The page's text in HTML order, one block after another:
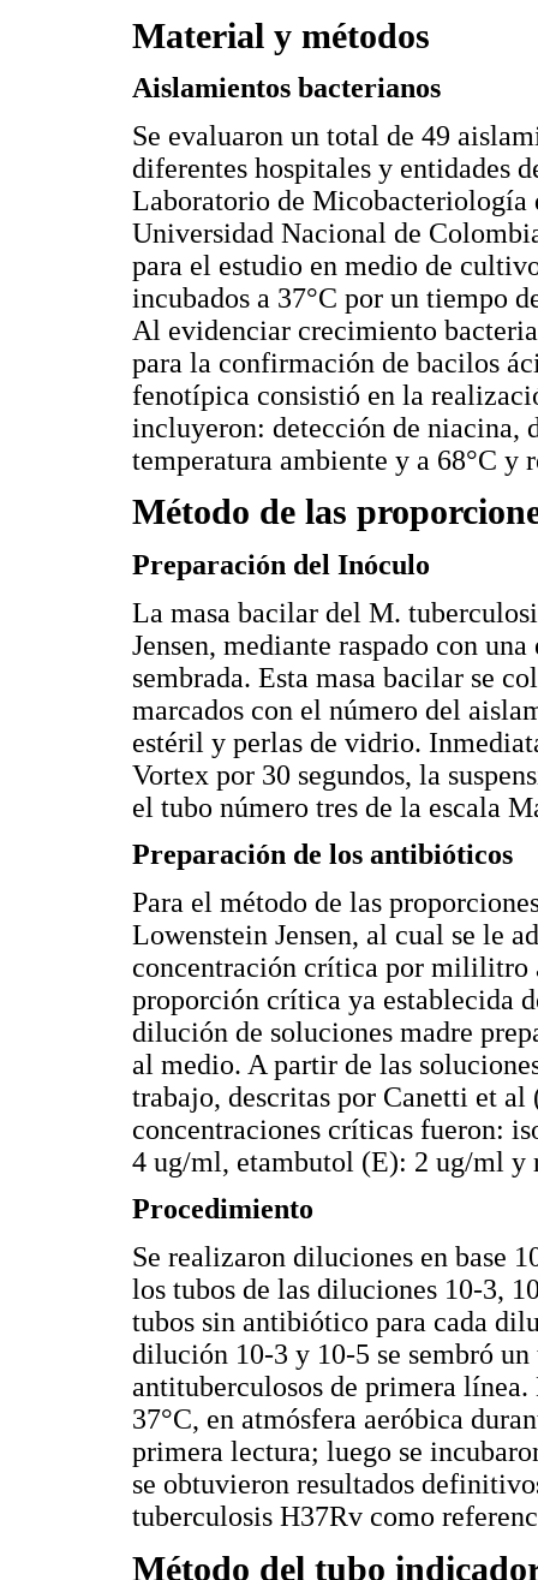
Material y métodos
Aislamientos bacterianos
Se evaluaron un total de 49
diferentes hospitales y entidades
Laboratorio de
Universidad Nacional de
para el estudio en medio de
incubados a 37°C por un tiempo
Al evidenciar crecimiento
para la confirmación de bacilos
fenotípica consistió en la
incluyeron: detección de niacina,
temperatura ambiente y a 68°C y
Método de las
Preparación del Inóculo
La masa bacilar del M.
Jensen, mediante raspado con
sembrada. Esta masa bacilar se
marcados con el número del
estéril y perlas de vidrio.
Vortex por 30 segundos, la
el tubo número tres de la escala
Preparación de los antibióticos
Para el método de las
Lowenstein Jensen, al cual se le
concentración crítica por mililitro
proporción crítica ya establecida
dilución de soluciones madre
al medio. A partir de las
trabajo, descritas por Canetti et
concentraciones críticas fueron:
4 ug/ml, etambutol (E): 2 ug/ml
Procedimiento
Se realizaron diluciones en base
los tubos de las diluciones 10-3,
tubos sin antibiótico para cada
dilución 10-3 y 10-5 se sembró
antituberculosos de primera
37°C, en atmósfera aeróbica
primera lectura; luego se
se obtuvieron resultados
tuberculosis H37Rv como
Método del tubo